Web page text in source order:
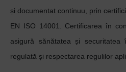
și documentat continuu, prin
EN ISO 14001. Certificarea în
asigură sănătatea și securitatea
regulată și respectarea regulilor